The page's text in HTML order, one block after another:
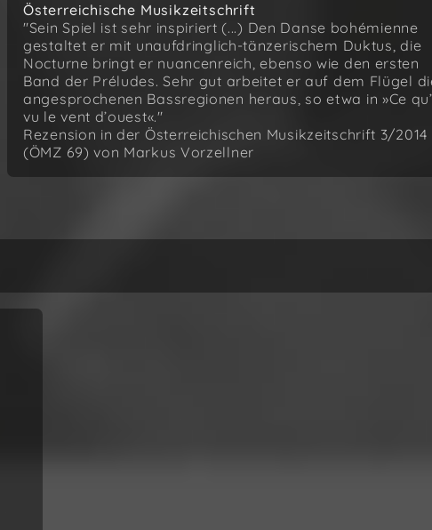
Österreichische Musikzeitschrift
"Sein Spiel ist sehr inspiriert (...) Den Danse bohémienne
gestaltet er mit unaufdringlich-tänzerischem Duktus, die
Nocturne bringt er nuancenreich, ebenso wie den ersten
Band der Préludes. Sehr gut arbeitet er auf dem Flügel
angesprochenen Bassregionen heraus, so etwa in »Ce
vu le vent d’ouest«."
Rezension in der Österreichischen Musikzeitschrift 3/2014
(ÖMZ 69) von Markus Vorzellner